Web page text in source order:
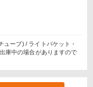
ーブ) / ライトバケット・
庫中の場合がありますので